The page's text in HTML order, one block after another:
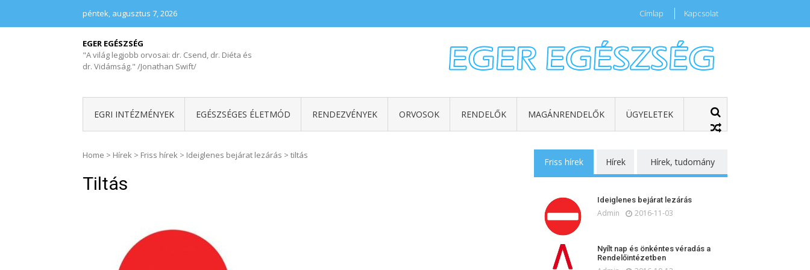
péntek, augusztus 7, 2026 Címlap Kapcsolat
EGER EGÉSZSÉG
"A világ legjobb orvosai: dr. Csend, dr. Diéta és
dr. Vidámság." /Jonathan Swift/
EGRI INTÉZMÉNYEK EGÉSZSÉGES ÉLETMÓD RENDEZVÉNYEK ORVOSOK RENDELŐK MAGÁNRENDELŐK ÜGYELETEK
Home > Hírek > Friss hírek > Ideiglenes bejárat lezárás > tiltás
Tiltás
Friss hírek Hírek Hírek, tudomány
Ideiglenes bejárat lezárás
Admin 2016-11-03
Nyílt nap és önkéntes véradás a
Rendelőintézetben